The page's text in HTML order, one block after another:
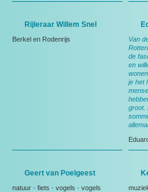
Rijleraar Willem Snel
Berkel en Rodenrijs
Van
de
en
je het
groot.
Geert van Poelgeest
natuur - fiets - vogels - vogels